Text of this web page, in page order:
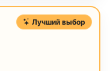
Лучший выбор